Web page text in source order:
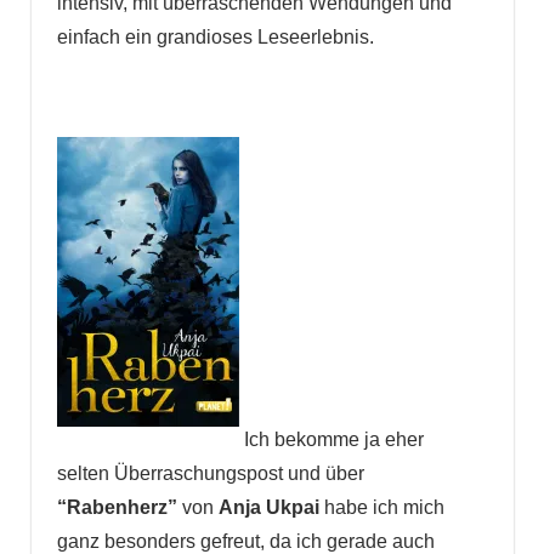
einfach ein grandioses Leseerlebnis.
Ich bekomme ja eher
selten Überraschungspost und über
“Rabenherz” von Anja Ukpaihabe ich mich
ganz besonders gefreut, da ich gerade auch